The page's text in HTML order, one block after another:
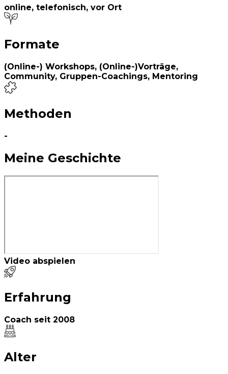
online, telefonisch, vor Ort
Formate
(Online-) Workshops, (Online-)Vorträge,
Community, Gruppen-Coachings, Mentoring
Methoden
-
Meine Geschichte
Video abspielen
Erfahrung
Coach seit 2008
Alter